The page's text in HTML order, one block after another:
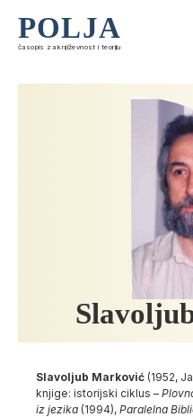
POLJA
časopis za književnost i teoriju
Slavoljub Marković (1952,
knjige: istorijski ciklus –
iz jezika (1994), Paralelna